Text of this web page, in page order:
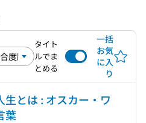
タイト
ルでま
とめる
一括
お気
に入
り
生とは : オスカー・ワ
葉